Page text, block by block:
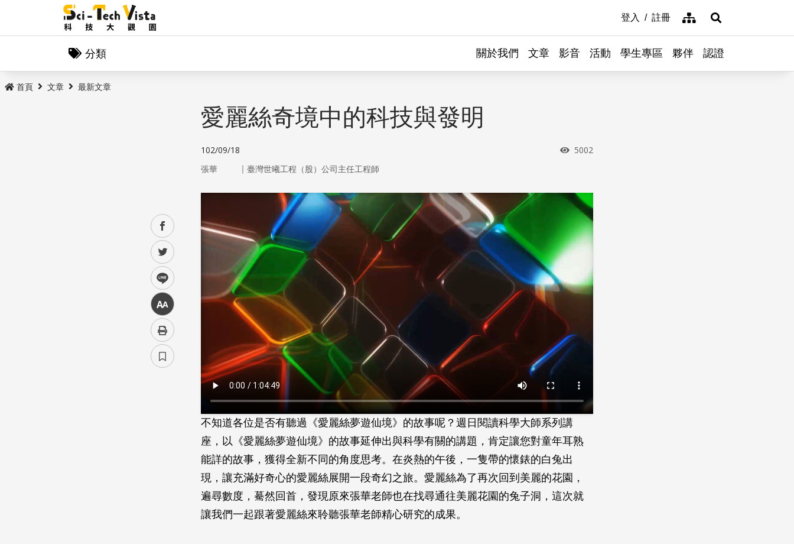
登入 註冊 網站導覽展開搜尋
分類 關於我們 文章 影音 活動 學生專區 夥伴 認證
首頁 文章 最新文章
facebook
twitter
line
中
愛麗絲奇境中的科技與發明
102/09/18 瀏覽次數
5002
張華 ｜ 臺灣世曦工程（股）公司主任工程師
不知道各位是否有聽過《愛麗絲夢遊仙境》的故事呢？週日閱讀科學大師系列講
座，以《愛麗絲夢遊仙境》的故事延伸出與科學有關的講題，肯定讓您對童年耳熟
能詳的故事，獲得全新不同的角度思考。在炎熱的午後，一隻帶的懷錶的白兔出
現，讓充滿好奇心的愛麗絲展開一段奇幻之旅。愛麗絲為了再次回到美麗的花園，
遍尋數度，驀然回首，發現原來張華老師也在找尋通往美麗花園的兔子洞，這次就
讓我們一起跟著愛麗絲來聆聽張華老師精心研究的成果。